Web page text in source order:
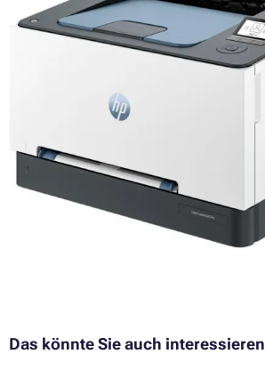
Das könnte Sie auch interessieren